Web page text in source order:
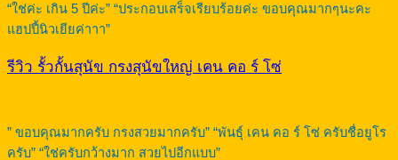
“ใช่ค่ะ เกิน 5 ปีค่ะ” “ประกอบเสร็จเรียบร้อยค่ะ ขอบคุณมากๆนะคะ
แฮปปี้นิวเยียค่าาา”
รีวิว รั้วกั้นสุนัข กรงสุนัขใหญ่ เคน คอ ร์ โซ่
” ขอบคุณมากครับ กรงสวยมากครับ” “พันธุ์ เคน คอ ร์ โซ่ ครับชื่อยูโร
ครับ” “ใช่ครับกว้างมาก สวยไปอีกแบบ”